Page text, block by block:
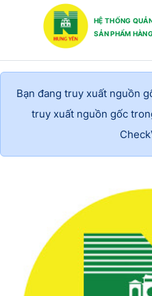
HỆ THỐNG
SẢN PHẨM
Bạn đang truy xuất nguồn
truy xuất nguồn gốc